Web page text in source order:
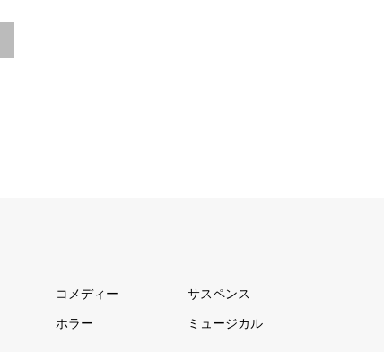
コメディー サスペンス
ホラー ミュージカル